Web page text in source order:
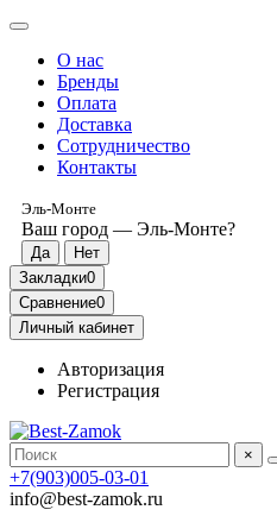
О нас
Бренды
Оплата
Доставка
Сотрудничество
Контакты
Эль-Монте
Ваш город — Эль-Монте?
Закладки0
Сравнение0
Личный кабинет
Авторизация
Регистрация
×
+7(903)005-03-01
info@best-zamok.ru